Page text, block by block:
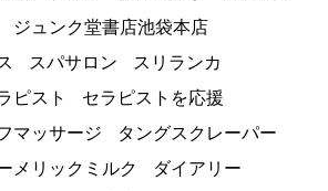
ジュンク堂書店池袋本店
スパサロン
スリランカ
ピスト
セラピストを応援
マッサージ
タングスクレーパー
メリックミルク
ダイアリー